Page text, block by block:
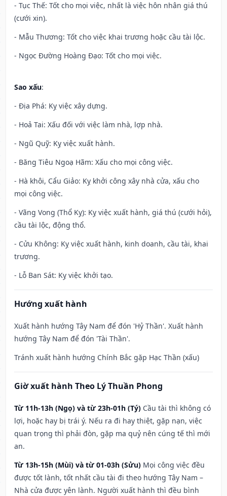
- Tục Thế: Tốt cho mọi việc, nhất là việc hôn nhân giá thú
(cưới xin).
- Mẫu Thương: Tốt cho việc khai trương hoặc cầu tài lộc.
- Ngọc Đường Hoàng Đạo: Tốt cho mọi việc.
Sao xấu:
- Địa Phá: Kỵ việc xây dựng.
- Hoả Tai: Xấu đối với việc làm nhà, lợp nhà.
- Ngũ Quỹ: Kỵ việc xuất hành.
- Băng Tiêu Ngoạ Hãm: Xấu cho mọi công việc.
- Hà khôi, Cẩu Giảo: Kỵ khởi công xây nhà cửa, xấu cho
mọi công việc.
- Vãng Vong (Thổ Kỵ): Kỵ việc xuất hành, giá thú (cưới hỏi),
cầu tài lộc, động thổ.
- Cửu Không: Kỵ việc xuất hành, kinh doanh, cầu tài, khai
trương.
- Lỗ Ban Sát: Kỵ việc khởi tạo.
Hướng xuất hành
Xuất hành hướng Tây Nam để đón 'Hỷ Thần'. Xuất hành
hướng Tây Nam để đón 'Tài Thần'.
Tránh xuất hành hướng Chính Bắc gặp Hạc Thần (xấu)
Giờ xuất hành Theo Lý Thuần Phong
Từ 11h-13h (Ngọ) và từ 23h-01h (Tý) Cầu tài thì không có
lợi, hoặc hay bị trái ý. Nếu ra đi hay thiệt, gặp nạn, việc
quan trọng thì phải đòn, gặp ma quỷ nên cúng tế thì mới
an.
Từ 13h-15h (Mùi) và từ 01-03h (Sửu) Mọi công việc đều
được tốt lành, tốt nhất cầu tài đi theo hướng Tây Nam –
Nhà cửa được yên lành. Người xuất hành thì đều bình